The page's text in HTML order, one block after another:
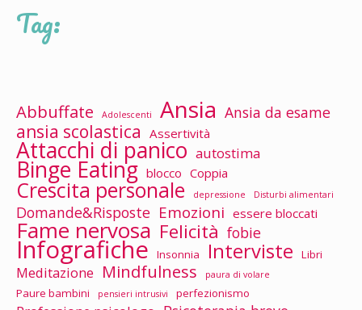
Tag:
Abbuffate Adolescenti Ansia Ansia da esame
ansia scolastica Assertività
Attacchi di panico autostima
Binge Eating blocco Coppia
Crescita personale depressione Disturbi alimentari
Domande&Risposte Emozioni essere bloccati
Fame nervosa Felicità fobie
Infografiche Insonnia Interviste Libri
Meditazione Mindfulness paura di volare
Paure bambini pensieri intrusivi perfezionismo